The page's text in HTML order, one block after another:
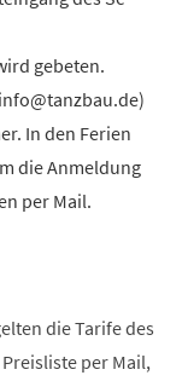
gebeten.
In den Ferien
die Anmeldung
per Mail.
die Tarife des
per Mail,